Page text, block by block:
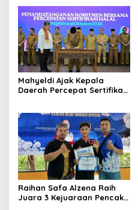
Mahyeldi Ajak Kepala
Daerah Percepat Sertifikasi
Nasional
Raihan Safa Alzena Raih
Juara 3 Kejuaraan Pencak